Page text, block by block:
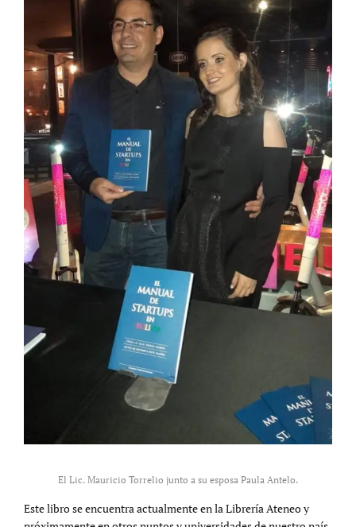
El Lic. Mauricio Torrelio junto a su esposa Paula Antelo.
Este libro se encuentra actualmente en la Librería Ateneo y